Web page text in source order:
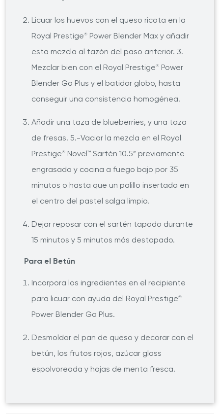
Licuar los huevos con el queso ricota en la
Royal Prestige® Power Blender Max y añadir
esta mezcla al tazón del paso anterior. 3.-
Mezclar bien con el Royal Prestige® Power
Blender Go Plus y el batidor globo, hasta
conseguir una consistencia homogénea.
Añadir una taza de blueberries, y una taza
de fresas. 5.-Vaciar la mezcla en el Royal
Prestige® Novel™ Sartén 10.5” previamente
engrasado y cocina a fuego bajo por 35
minutos o hasta que un palillo insertado en
el centro del pastel salga limpio.
Dejar reposar con el sartén tapado durante
15 minutos y 5 minutos más destapado.
Para el Betún
Incorpora los ingredientes en el recipiente
para licuar con ayuda del Royal Prestige®
Power Blender Go Plus.
Desmoldar el pan de queso y decorar con el
betún, los frutos rojos, azúcar glass
espolvoreada y hojas de menta fresca.